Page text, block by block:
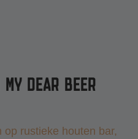
DEAR BEER